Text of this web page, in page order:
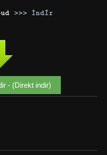
>>> İndir
- (Direkt indir)